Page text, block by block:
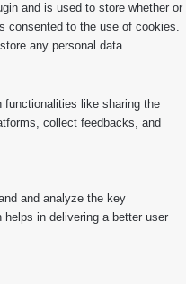
and is used to store whether or
consented to the use of cookies.
any personal data.
functionalities like sharing the
collect feedbacks, and
and analyze the key
in delivering a better user